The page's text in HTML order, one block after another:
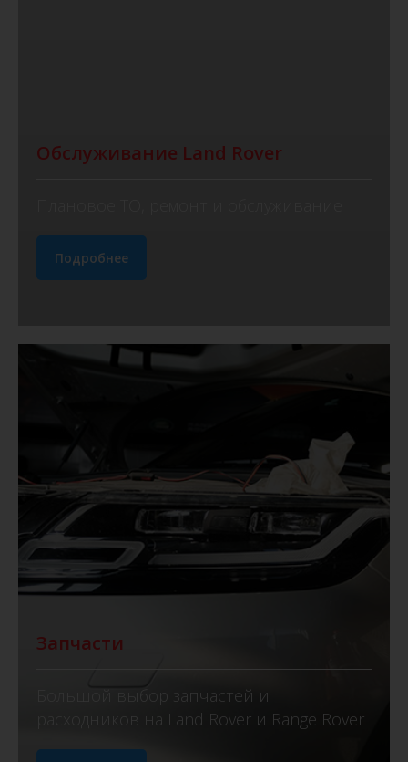
Обслуживание Land Rover
Подробнее
Запчасти
Большой выбор запчастей и
расходников на Land Rover и Range Rover